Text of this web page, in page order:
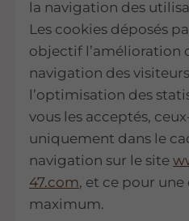
la navigation des
Les cookies déposés
objectif l’amélioration
navigation des
l’optimisation des
vous les acceptés,
uniquement dans le
navigation sur le site
47.com, et ce pour
maximum.